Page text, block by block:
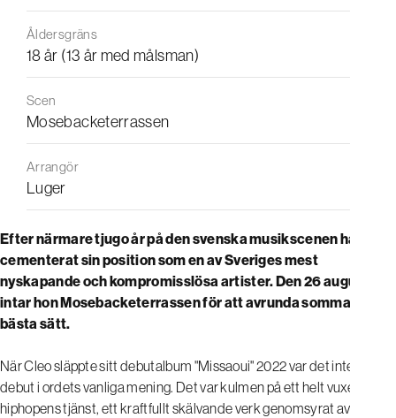
Åldersgräns
18 år (13 år med målsman)
Scen
Mosebacketerrassen
Arrangör
Luger
Efter närmare tjugo år på den svenska musikscenen har Cleo
cementerat sin position som en av Sveriges mest
nyskapande och kompromisslösa artister. Den 26 augusti
intar hon Mosebacketerrassen för att avrunda sommaren på
bästa sätt.
När Cleo släppte sitt debutalbum "Missaoui" 2022 var det inte en
debut i ordets vanliga mening. Det var kulmen på ett helt vuxenliv i
hiphopens tjänst, ett kraftfullt skälvande verk genomsyrat av